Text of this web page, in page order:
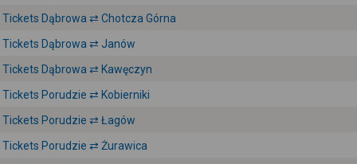
Tickets Dąbrowa ⇄ Chotcza Górna
Tickets Dąbrowa ⇄ Janów
Tickets Dąbrowa ⇄ Kawęczyn
Tickets Porudzie ⇄ Kobierniki
Tickets Porudzie ⇄ Łagów
Tickets Porudzie ⇄ Żurawica